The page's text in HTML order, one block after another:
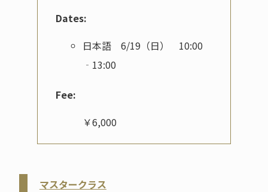
Dates:
日本語 6/19（日） 10:00
‐13:00
Fee:
￥6,000
マスタークラス